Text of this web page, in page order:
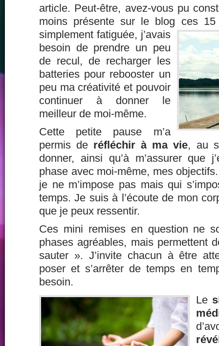
article. Peut-être, avez-vous pu
moins présente sur le blog ces15
simplement fatiguée, j’avais
besoin de prendre un peu
de recul, de recharger les
batteries pour rebooster un
peu ma créativité et pouvoir
continuer à donner le
meilleur de moi-même.
Cette petite pause m’a
permis de réfléchir à ma vie, au
donner, ainsi qu’à m’assurer que
phase avec moi-même, mes
je ne m’impose pas mais qui
temps. Je suis à l’écoute de mon
que je peux ressentir.
Ces mini remises en question ne
phases agréables, mais permettent
sauter ». J’invite chacun à être
poser et s’arrêter de temps en
besoin.
Le